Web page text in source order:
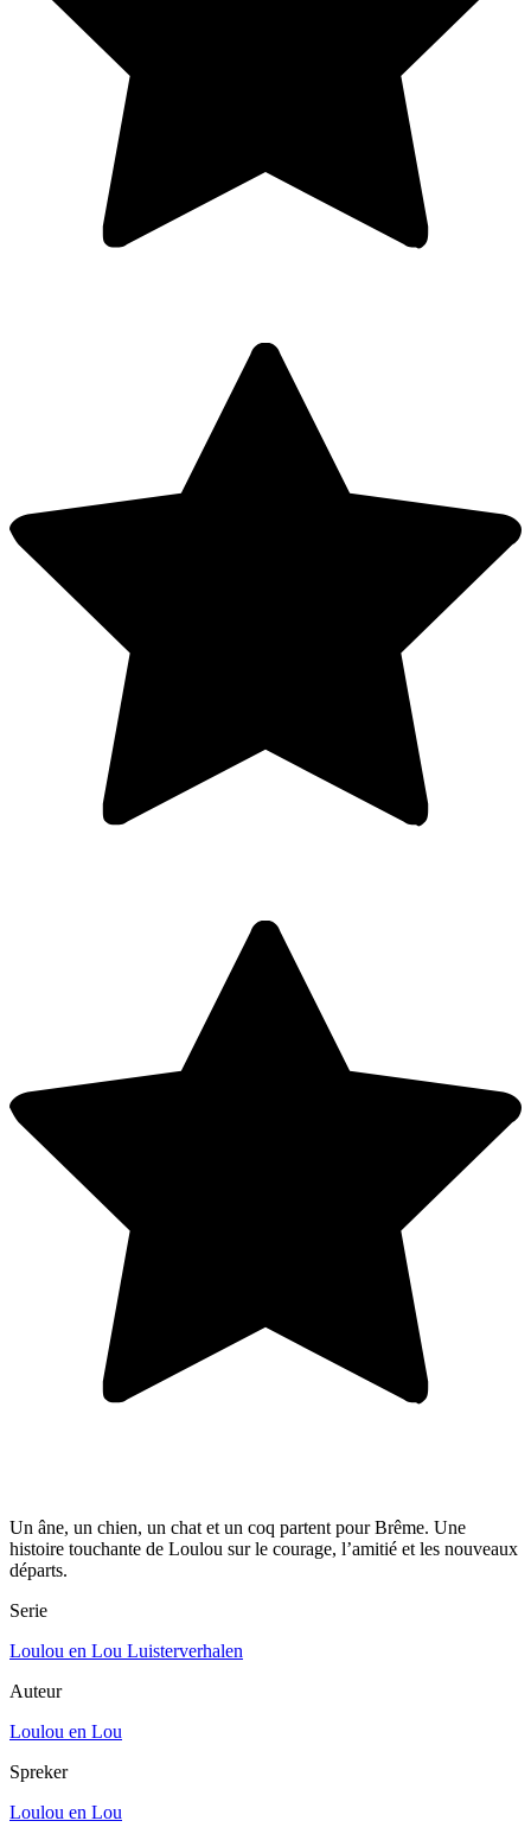
Un âne, un chien, un chat et un coq partent pour Brême. Une
histoire touchante de Loulou sur le courage, l’amitié et les nouveaux
départs.
Serie
Loulou en Lou Luisterverhalen
Auteur
Loulou en Lou
Spreker
Loulou en Lou